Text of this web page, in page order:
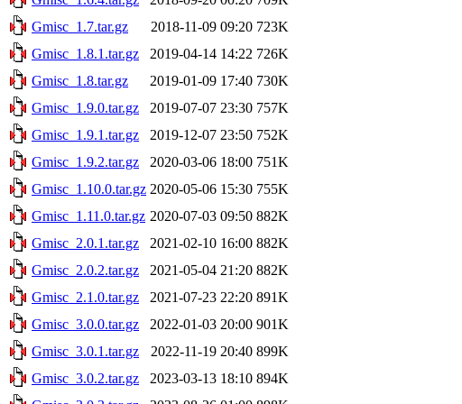
Gmisc_1.7.tar.gz
2018-11-09 09:20 723K
Gmisc_1.8.1.tar.gz
2019-04-14 14:22 726K
Gmisc_1.8.tar.gz
2019-01-09 17:40 730K
Gmisc_1.9.0.tar.gz
2019-07-07 23:30 757K
Gmisc_1.9.1.tar.gz
2019-12-07 23:50 752K
Gmisc_1.9.2.tar.gz
2020-03-06 18:00 751K
Gmisc_1.10.0.tar.gz 2020-05-06 15:30 755K
Gmisc_1.11.0.tar.gz 2020-07-03 09:50 882K
Gmisc_2.0.1.tar.gz
2021-02-10 16:00 882K
Gmisc_2.0.2.tar.gz
2021-05-04 21:20 882K
Gmisc_2.1.0.tar.gz
2021-07-23 22:20 891K
Gmisc_3.0.0.tar.gz
2022-01-03 20:00 901K
Gmisc_3.0.1.tar.gz
2022-11-19 20:40 899K
Gmisc_3.0.2.tar.gz
2023-03-13 18:10 894K